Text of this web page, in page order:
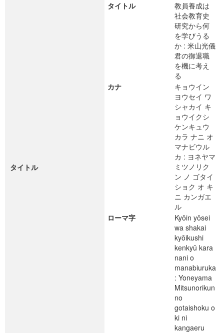
タイトル
タイトル
教員養成は
社会教育史
研究から何
を学びうる
か : 米山光儀
君の御退職
を機に考え
る
カナ
キョウイン
ヨウセイ ワ
シャカイ キ
ョウイクシ
ケンキュウ
カラ ナニ オ
マナビウル
カ : ヨネヤマ
ミツノリク
ン ノ ゴタイ
ショク オ キ
ニ カンガエ
ル
ローマ字
Kyōin yōsei
wa shakai
kyōikushi
kenkyū kara
nani o
manabiuruka
: Yoneyama
Mitsunorikun
no
gotaishoku o
ki ni
kangaeru